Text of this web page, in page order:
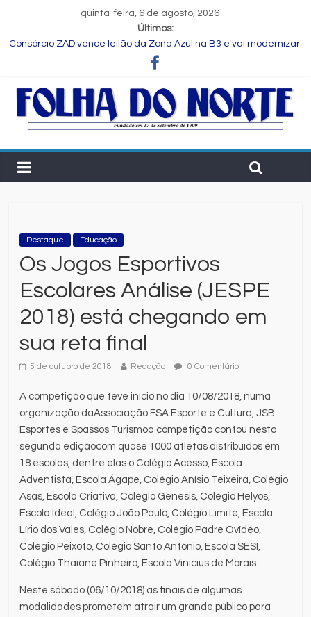
quinta-feira, 6 de agosto, 2026
Últimos:
Consórcio ZAD vence leilão da Zona Azul na B3 e vai modernizar
estacionamento rotativo de Feira de Santana
oficina pedagógica
Estudante de Salvador é selecionada para intercâmbio em
tecnologia na China
objetivo de fortalecer o setor na Bahia
Nordeste deve produzir mais de 1 milhão de toneladas de
algodão pela primeira vez, aponta Etene
Destaque Educação
Os Jogos Esportivos
Escolares Análise (JESPE
2018) está chegando em
sua reta final
5 de outubro de 2018 Redação 0 Comentário
A competição que teve início no dia 10/08/2018, numa
organização daAssociação FSA Esporte e Cultura, JSB
Esportes e Spassos Turismoa competição contou nesta
segunda ediçãocom quase 1000 atletas distribuídos em
18 escolas, dentre elas o Colégio Acesso, Escola
Adventista, Escola Ágape, Colégio Anísio Teixeira, Colégio
Asas, Escola Criativa, Colégio Genesis, Colégio Helyos,
Escola Ideal, Colégio João Paulo, Colégio Limite, Escola
Lírio dos Vales, Colégio Nobre, Colégio Padre Ovídeo,
Colégio Peixoto, Colégio Santo Antônio, Escola SESI,
Colégio Thaiane Pinheiro, Escola Vinicius de Morais.
Neste sábado (06/10/2018) as finais de algumas
modalidades prometem atrair um grande público para